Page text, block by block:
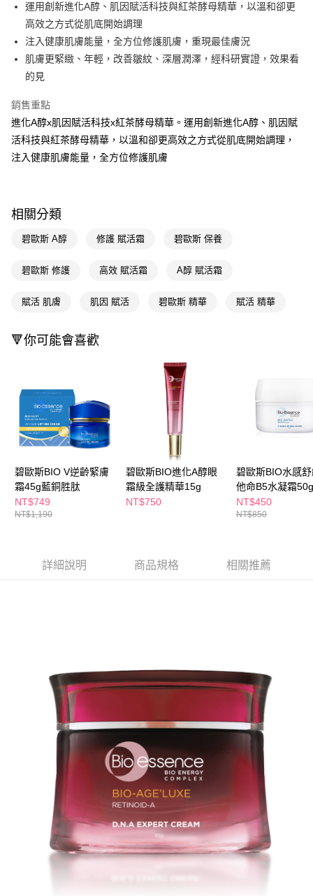
Apple Pay
街口支付
悠遊付
【關於「AFTEE先享後付」】
AFTEE先享後付是「在收到商品之後才付款」的支付方式。 讓您購物簡單
３．安心：先確認商品／服務後，再付款。
【「AFTEE先享後付」結帳流程】
２．訂單成立數日內，您將收到繳費通知簡訊。
ATM／網路銀行／等多元方式進行付款，方視為交易完成。
後付繳納相關費用。
※ 交易是否成功請以「AFTEE先享後付 」之結帳頁面顯示為準，若有關於
是否繳費成功／繳費後需取消欲退款等相關疑問，請聯繫「AFTEE先享後付
https://netprotections.freshdesk.com/support/home
【注意事項】
１．透過由恩沛科技股份有限公司提供之「AFTEE先享後付」服務完成之交
易，需依本服務之必要範圍內提供個人資料，並將交易相關給付款項請求債
權轉讓予恩沛科技股份有限公司。
２．關於個人資料處理事宜，請瀏覽以下網址：
３．未成年的使用者請事先徵得法定代理人或監護人之同意方可使用
「AFTEE先享後付」，若未經同意申辦者引起之損失，本公司不負相關責
任。
４．使用「AFTEE先享後付」時，將依據個別帳號之用戶狀況，依本公司即
恩沛科技股份有限公司將有權停止該用戶之使用額度並採取法律行動。
即享券
全家取貨付款
每筆NT$65，滿NT$390(含以上)免運費
每筆NT$65，滿NT$390(含以上)免運費
萊爾富取貨付款
付款後萊爾富取貨
每筆NT$65，滿NT$490(含以上)免運費
7-11取貨付款
每筆NT$65，滿NT$490(含以上)免運費
付款後7-11取貨
每筆NT$65，滿NT$490(含以上)免運費
宅配(本島)
每筆NT$100，滿NT$790(含以上)免運費
運用創新進化A醇、肌因賦活科技與紅茶酵母精華，以溫和卻更
高效之方式從肌底開始調理
注入健康肌膚能量，全方位修護肌膚，重現最佳膚況
肌膚更緊緻、年輕，改善皺紋、深層潤澤，經科研實證，效果看
的見
銷售重點
進化A醇x肌因賦活科技x紅茶酵母精華。運用創新進化A醇、肌因賦
活科技與紅茶酵母精華，以溫和卻更高效之方式從肌底開始調理，
注入健康肌膚能量，全方位修護肌膚
相關分類
碧歐斯 A醇 修護 賦活霜 碧歐斯 保養
碧歐斯 修護 高效 賦活霜 A醇 賦活霜
賦活 肌膚 肌因 賦活 碧歐斯 精華 賦活 精華
🔻你可能會喜歡
碧歐斯BIO V逆齡緊膚
霜45g藍銅胜肽
NT$749
NT$1,190
碧歐斯BIO進化A醇眼
霜級全護精華15g
NT$750
碧歐斯BIO水感
他命B5水凝霜50g
NT$450
NT$850
詳細說明 商品規格 相關推薦